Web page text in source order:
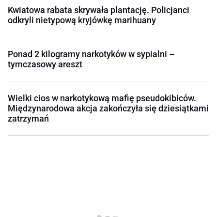
Kwiatowa rabata skrywała plantację. Policjanci
odkryli nietypową kryjówkę marihuany
Ponad 2 kilogramy narkotyków w sypialni –
tymczasowy areszt
Wielki cios w narkotykową mafię pseudokibiców.
Międzynarodowa akcja zakończyła się dziesiątkami
zatrzymań